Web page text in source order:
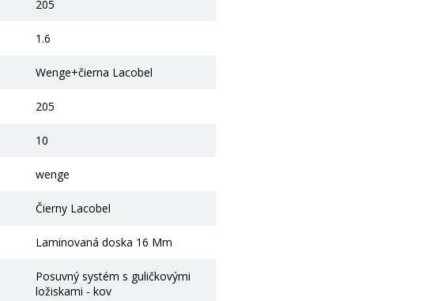
205
1.6
Wenge+čierna Lacobel
205
10
wenge
Čierny Lacobel
Laminovaná doska 16 Mm
Posuvný systém s guličkovými
ložiskami - kov